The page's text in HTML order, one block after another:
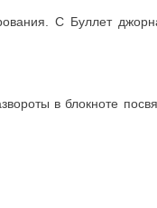
C Буллет
в блокноте